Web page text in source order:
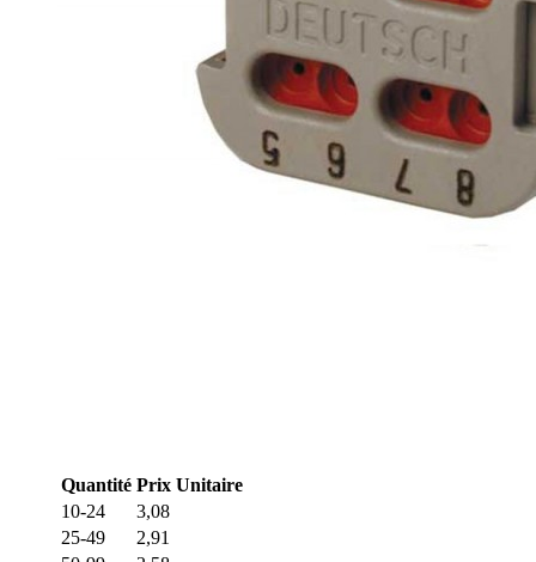
Quantité Prix Unitaire
10-24
3,08
25-49
2,91